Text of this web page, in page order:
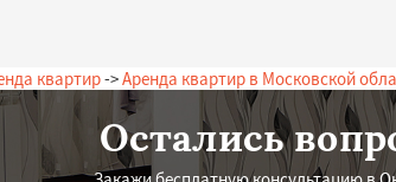
квартир->Аренда квартир в Московской
Остались